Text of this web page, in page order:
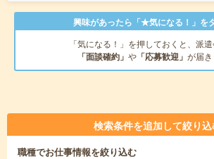
興味があったら「★気になる！」を
「気になる！」を押しておくと、派
「面談確約」 や 「応募歓迎」 が届き
検索条件を追加して絞り
職種でお仕事情報を絞り込む